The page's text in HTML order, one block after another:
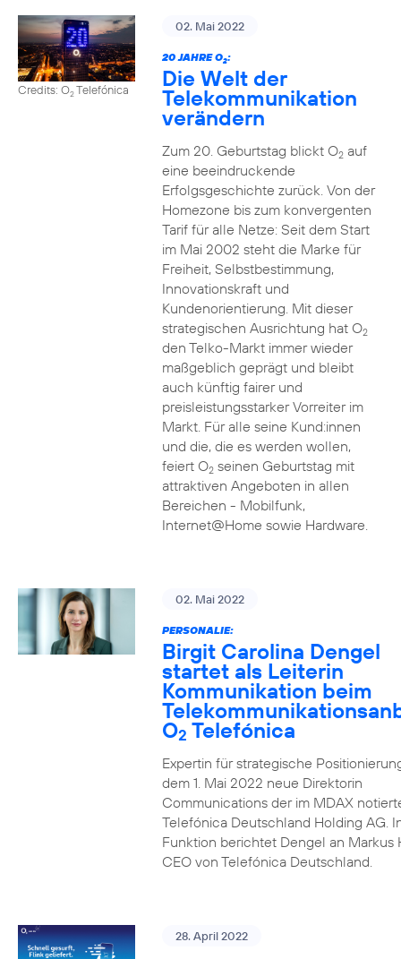
Credits: O2Telefónica
02. Mai 2022
20 JAHRE O2:
Die Welt der
Telekommunikation
verändern
Zum 20. Geburtstag blickt O2auf
eine beeindruckende
Erfolgsgeschichte zurück. Von der
Homezone bis zum konvergenten
Tarif für alle Netze: Seit dem Start
im Mai 2002 steht die Marke für
Freiheit, Selbstbestimmung,
Innovationskraft und
Kundenorientierung. Mit dieser
strategischen Ausrichtung hat O2
den Telko-Markt immer wieder
maßgeblich geprägt und bleibt
auch künftig fairer und
preisleistungsstarker Vorreiter im
Markt. Für alle seine Kund:innen
und die, die es werden wollen,
feiert O2seinen Geburtstag mit
attraktiven Angeboten in allen
Bereichen - Mobilfunk,
Internet@Home sowie Hardware.
02. Mai 2022
PERSONALIE:
Birgit Carolina Dengel
startet als Leiterin
Kommunikation beim
O2 Telefónica
Expertin für strategische
dem 1. Mai 2022 neue Direktorin
Communications der im MDAX
Telefónica Deutschland Holding AG.
Funktion berichtet Dengel an Markus
CEO von Telefónica Deutschland.
28. April 2022